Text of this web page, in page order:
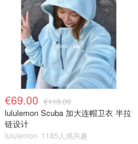
€69.00 €118.00
lululemon Scuba 加大连帽卫衣 半拉
链设计
lululemon 1185人感兴趣